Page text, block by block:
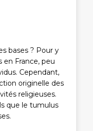
bases ? Pour y
France, peu
Cependant,
originelle des
religieuses.
que le tumulus